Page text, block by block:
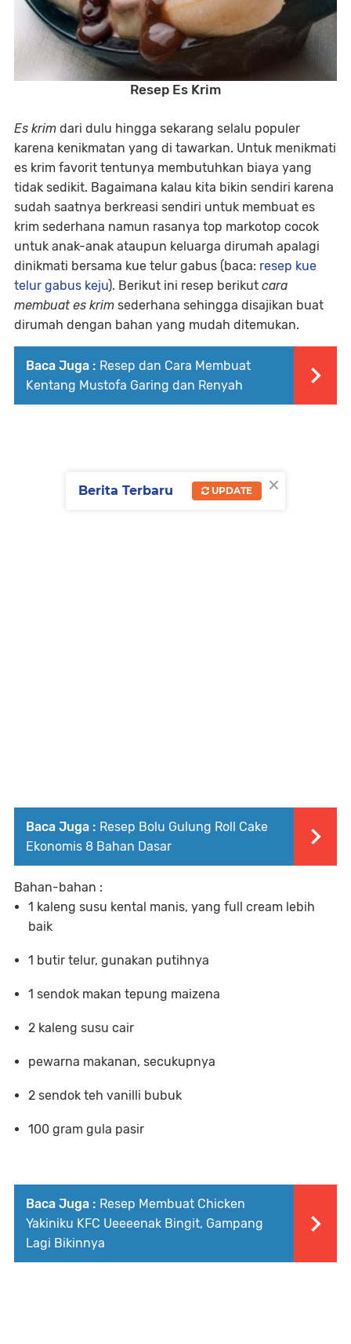
Resep Es Krim
Es krim dari dulu hingga sekarang selalu populer
karena kenikmatan yang di tawarkan. Untuk menikmati
es krim favorit tentunya membutuhkan biaya yang
tidak sedikit. Bagaimana kalau kita bikin sendiri karena
sudah saatnya berkreasi sendiri untuk membuat es
krim sederhana namun rasanya top markotop cocok
untuk anak-anak ataupun keluarga dirumah apalagi
dinikmati bersama kue telur gabus (baca: resep kue
telur gabus keju). Berikut ini resep berikut cara
membuat es krim sederhana sehingga disajikan buat
dirumah dengan bahan yang mudah ditemukan.
Baca Juga : Resep dan Cara Membuat
Kentang Mustofa Garing dan Renyah
Baca Juga : Resep Bolu Gulung Roll Cake
Ekonomis 8 Bahan Dasar
Bahan-bahan :
1 kaleng susu kental manis, yang full cream lebih
baik
1 butir telur, gunakan putihnya
1 sendok makan tepung maizena
2 kaleng susu cair
pewarna makanan, secukupnya
2 sendok teh vanilli bubuk
100 gram gula pasir
Baca Juga : Resep Membuat Chicken
Yakiniku KFC Ueeeenak Bingit, Gampang
Lagi Bikinnya
×
Berita Terbaru UPDATE